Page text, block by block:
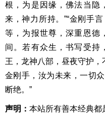
根，为是因缘，佛法当隐
来，神力所持。”“金刚手言
等，为报世尊，深重恩德
间。若有众生，书写受持
王，龙神八部，昼夜守护，
金刚手，汝为未来，一切
断绝。”
声明： 本站所有善本经典都